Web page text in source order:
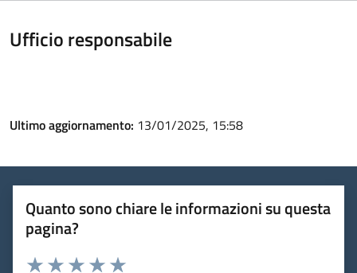
Ufficio responsabile
Ultimo aggiornamento: 13/01/2025, 15:58
Quanto sono chiare le informazioni su questa
pagina?